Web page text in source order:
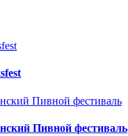
Пивной фестиваль